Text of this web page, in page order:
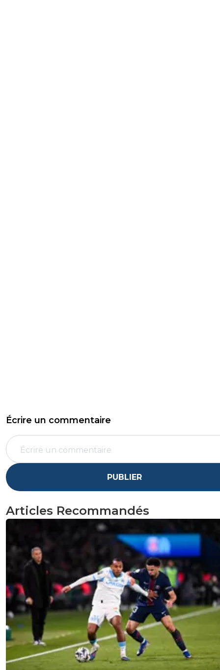
Écrire un commentaire
PUBLIER
Articles Recommandés